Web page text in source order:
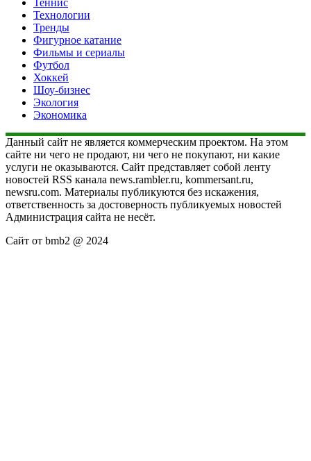
Технологии
Тренды
Фигурное катание
Фильмы и сериалы
Футбол
Хоккей
Шоу-бизнес
Экология
Экономика
Данный сайт не является коммерческим проектом. На этом
сайте ни чего не продают, ни чего не покупают, ни какие
услуги не оказываются. Сайт представляет собой ленту
новостей RSS канала news.rambler.ru, kommersant.ru,
newsru.com. Материалы публикуются без искажения,
ответственность за достоверность публикуемых новостей
Администрация сайта не несёт.
Сайт от bmb2 @ 2024